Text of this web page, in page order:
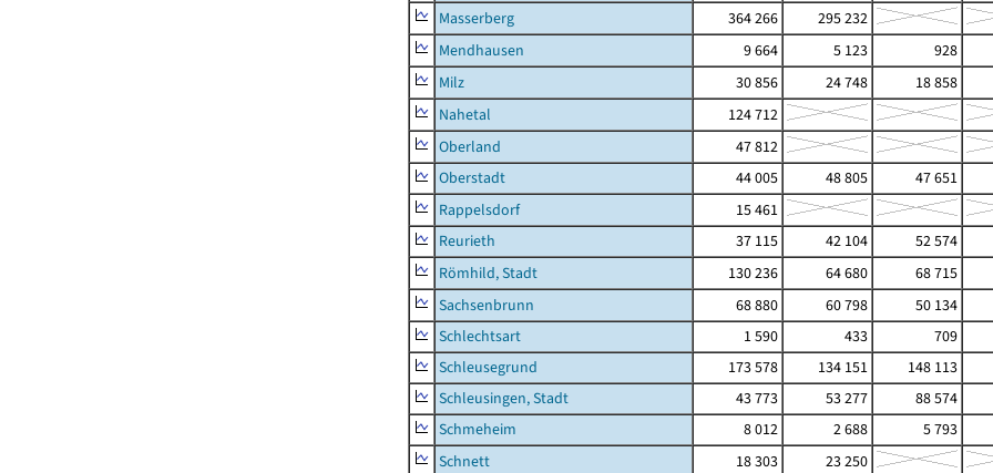
Masserberg
364 266
295 232
Mendhausen
9 664 5 123 928
Milz
30 856 24 748 18 858
Nahetal
124 712
Oberland
47 812
Oberstadt
44 005 48 805 47 651
Rappelsdorf
15 461
Reurieth
37 115 42 104 52 574
Römhild, Stadt
130 236 64 680 68 715
Sachsenbrunn
68 880 60 798 50 134
Schlechtsart
1 590 433 709
Schleusegrund
173 578 134 151 148 113
Schleusingen, Stadt
43 773 53 277 88 574
Schmeheim
8 012 2 688 5 793
Schnett
18 303
23 250